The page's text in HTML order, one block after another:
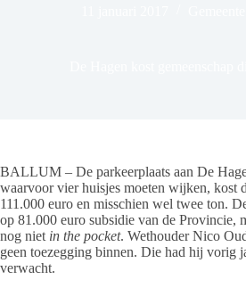
BALLUM – De parkeerplaats aan De
waarvoor vier huisjes moeten wijken, kost
111.000 euro en misschien wel twee ton.
op 81.000 euro subsidie van de Provincie,
nog niet in the pocket. Wethouder Nico
geen toezegging binnen. Die had hij vorig
verwacht.